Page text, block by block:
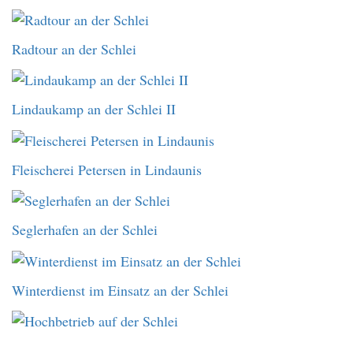
Radtour an der Schlei
Lindaukamp an der Schlei II
Fleischerei Petersen in Lindaunis
Seglerhafen an der Schlei
Winterdienst im Einsatz an der Schlei